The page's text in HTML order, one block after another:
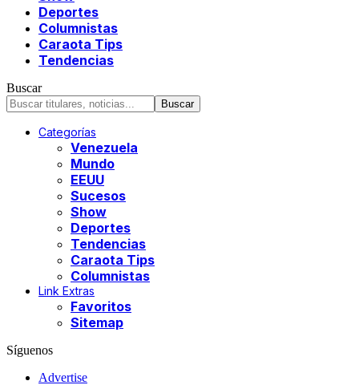
Deportes
Columnistas
Caraota Tips
Tendencias
Buscar
Categorías
Venezuela
Mundo
EEUU
Sucesos
Show
Deportes
Tendencias
Caraota Tips
Columnistas
Link Extras
Favoritos
Sitemap
Síguenos
Advertise